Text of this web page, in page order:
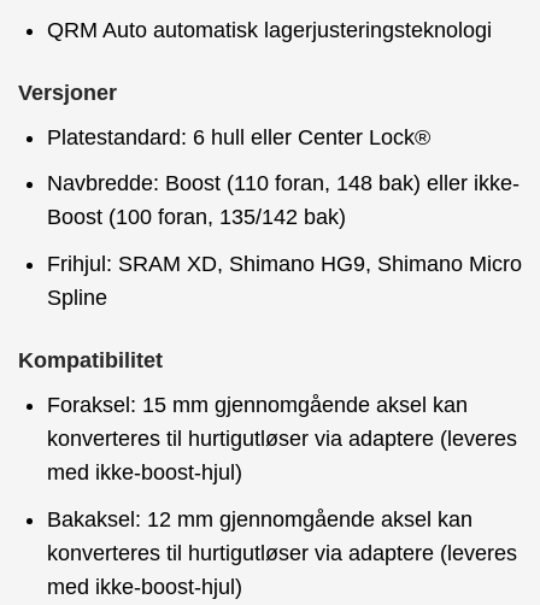
QRM Auto automatisk lagerjusteringsteknologi
Versjoner
Platestandard: 6 hull eller Center Lock®
Navbredde: Boost (110 foran, 148 bak) eller ikke-
Boost (100 foran, 135/142 bak)
Frihjul: SRAM XD, Shimano HG9, Shimano Micro
Spline
Kompatibilitet
Foraksel: 15 mm gjennomgående aksel kan
konverteres til hurtigutløser via adaptere (leveres
med ikke-boost-hjul)
Bakaksel: 12 mm gjennomgående aksel kan
konverteres til hurtigutløser via adaptere (leveres
med ikke-boost-hjul)